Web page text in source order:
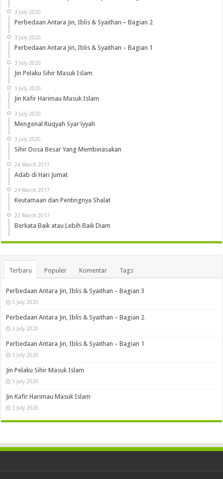
3 July 2020
Perbedaan Antara Jin, Iblis & Syaithan – Bagian 2
3 July 2020
Perbedaan Antara Jin, Iblis & Syaithan – Bagian 1
3 July 2020
Jin Pelaku Sihir Masuk Islam
3 July 2020
Jin Kafir Harimau Masuk Islam
3 July 2020
Mengenal Ruqyah Syar’iyyah
3 July 2020
Sihir Dosa Besar Yang Membinasakan
24 March 2017
Adab di Hari Jumat
24 March 2017
Keutamaan dan Pentingnya Shalat
22 March 2017
Berkata Baik atau Lebih Baik Diam
Terbaru Populer Komentar Tags
Perbedaan Antara Jin, Iblis & Syaithan – Bagian 3
3 July 2020
Perbedaan Antara Jin, Iblis & Syaithan – Bagian 2
3 July 2020
Perbedaan Antara Jin, Iblis & Syaithan – Bagian 1
3 July 2020
Jin Pelaku Sihir Masuk Islam
3 July 2020
Jin Kafir Harimau Masuk Islam
3 July 2020